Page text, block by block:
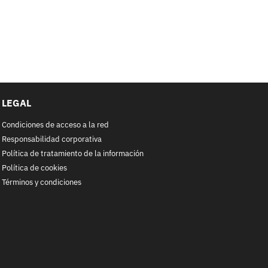
LEGAL
Condiciones de acceso a la red
Responsabilidad corporativa
Política de tratamiento de la información
Política de cookies
Términos y condiciones